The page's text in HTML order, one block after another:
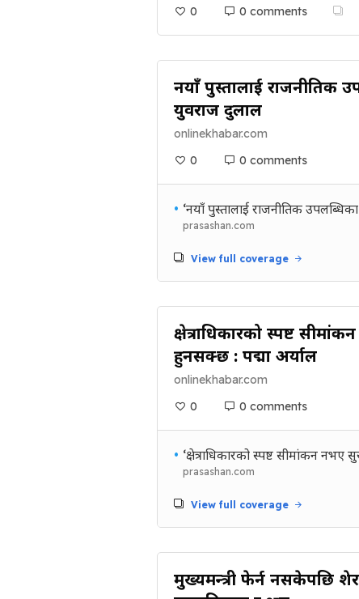
0
0 comments
नयाँ पुस्तालाई राजनीतिक
युवराज दुलाल
onlinekhabar.com
0
0 comments
• ‘नयाँ पुस्तालाई राजनीतिक
prasashan.com
View full coverage
क्षेत्राधिकारको स्पष्ट
हुनसक्छ : पद्मा अर्याल
onlinekhabar.com
0
0 comments
• ‘क्षेत्राधिकारको स्पष्ट सीमांकन नभए
prasashan.com
View full coverage
मुख्यमन्त्री फेर्न नसकेपछि